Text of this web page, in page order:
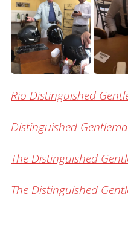
Rio Distinguished
Distinguished
The Distinguished
The Distinguished